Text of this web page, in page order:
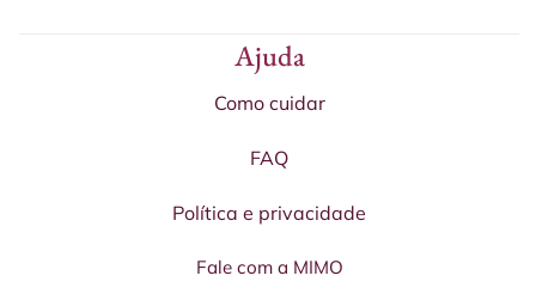
Ajuda
Como cuidar
FAQ
Política e privacidade
Fale com a MIMO